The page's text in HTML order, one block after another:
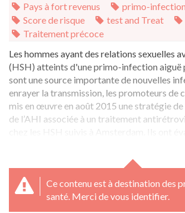
Pays à fort revenus
primo-
Score de risque
test and Treat
Traitement précoce
Les hommes ayant des relations sexuelles
(HSH) atteints d'une primo-infection aiguë
sont une source importante de nouvelles
enrayer la transmission, les promoteurs de
mis en œuvre en août 2015 une stratégie
de l’AHI associée à un traitement
Ce contenu est à destination des
santé. Merci de vous identifier.